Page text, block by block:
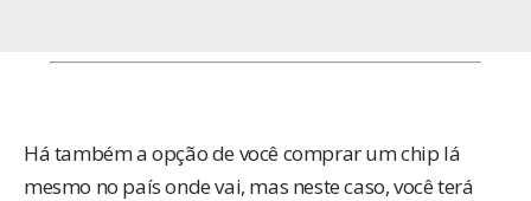
Há também a opção de você comprar um chip lá
mesmo no país onde vai, mas neste caso, você terá